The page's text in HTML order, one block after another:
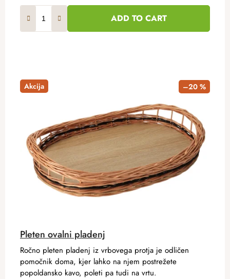
ADD TO CART
Akcija –20 %
Pleten ovalni pladenj
Ročno pleten pladenj iz vrbovega protja je odličen
pomočnik doma, kjer lahko na njem postrežete
popoldansko kavo, poleti pa tudi na vrtu.